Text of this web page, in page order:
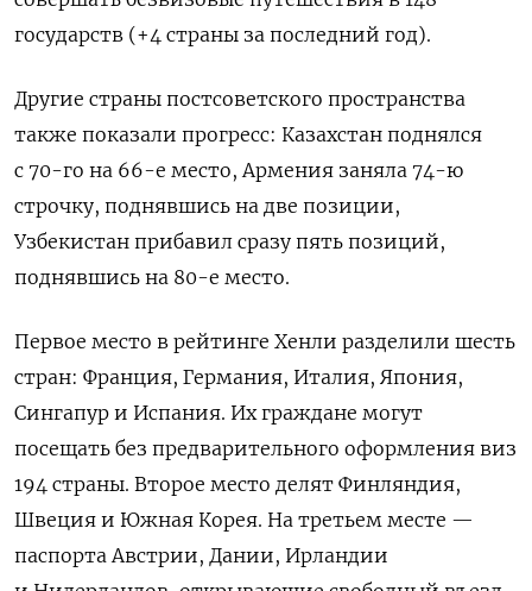
государств (+4 страны за последний год).
Другие страны постсоветского пространства
также показали прогресс: Казахстан поднялся
с 70-го на 66-е место, Армения заняла 74-ю
строчку, поднявшись на две позиции,
Узбекистан прибавил сразу пять позиций,
поднявшись на 80-е место.
Первое место в рейтинге Хенли разделили шесть
стран: Франция, Германия, Италия, Япония,
Сингапур и Испания. Их граждане могут
посещать без предварительного оформления виз
194 страны. Второе место делят Финляндия,
Швеция и Южная Корея. На третьем месте —
паспорта Австрии, Дании, Ирландии